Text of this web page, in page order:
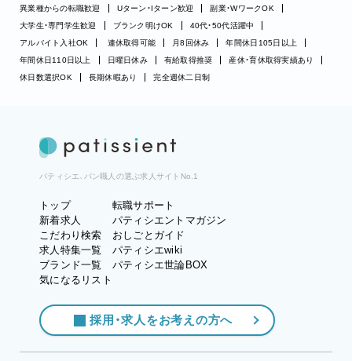
異業種からの転職歓迎
Uターン・Iターン歓迎
副業・WワークOK
大学生・専門学生歓迎
ブランク明けOK
40代・50代活躍中
アルバイト入社OK
連休取得可能 月8回休み
年間休日105日以上
年間休日110日以上
日曜日休み 有給取得推奨
産休・育休取得実績あり
休日数選択OK
長期休暇あり 完全週休二日制
パティシエ、パン職人の選ぶ求人サイトNo.1
トップ
新着求人
こだわり検索
求人特集一覧
ブランド一覧
気になるリスト
転職サポート
パティシエントマガジン
おしごとガイド
パティシエwiki
パティシエ世論BOX
採用・求人をお考えの方へ